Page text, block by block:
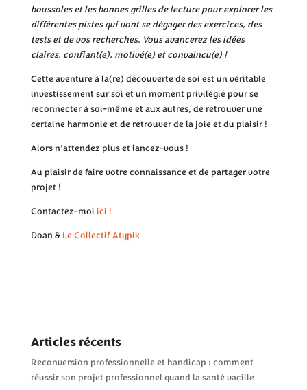
boussoles et les bonnes grilles de lecture pour explorer les
différentes pistes qui vont se dégager des exercices, des
tests et de vos recherches. Vous avancerez les idées
claires, confiant(e), motivé(e) et convaincu(e) !
Cette aventure à la(re) découverte de soi est un véritable
investissement sur soi et un moment privilégié pour se
reconnecter à soi-même et aux autres, de retrouver une
certaine harmonie et de retrouver de la joie et du plaisir !
Alors n’attendez plus et lancez-vous !
Au plaisir de faire votre connaissance et de partager votre
projet !
Contactez-moi ici !
Doan & Le Collectif Atypik
Articles récents
Reconversion professionnelle et handicap : comment
réussir son projet professionnel quand la santé vacille